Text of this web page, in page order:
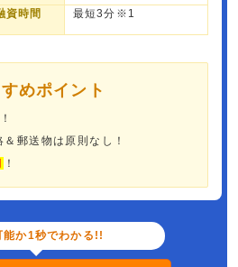
資時間 最短3分※1
めポイント
郵送物は原則なし！
！
能か1秒でわかる!!